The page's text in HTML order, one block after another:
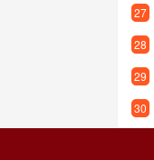
27
28
29
30